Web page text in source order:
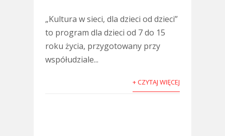
„Kultura w sieci, dla dzieci od dzieci”
to program dla dzieci od 7 do 15
roku życia, przygotowany przy
współudziale...
+ CZYTAJ WIĘCEJ